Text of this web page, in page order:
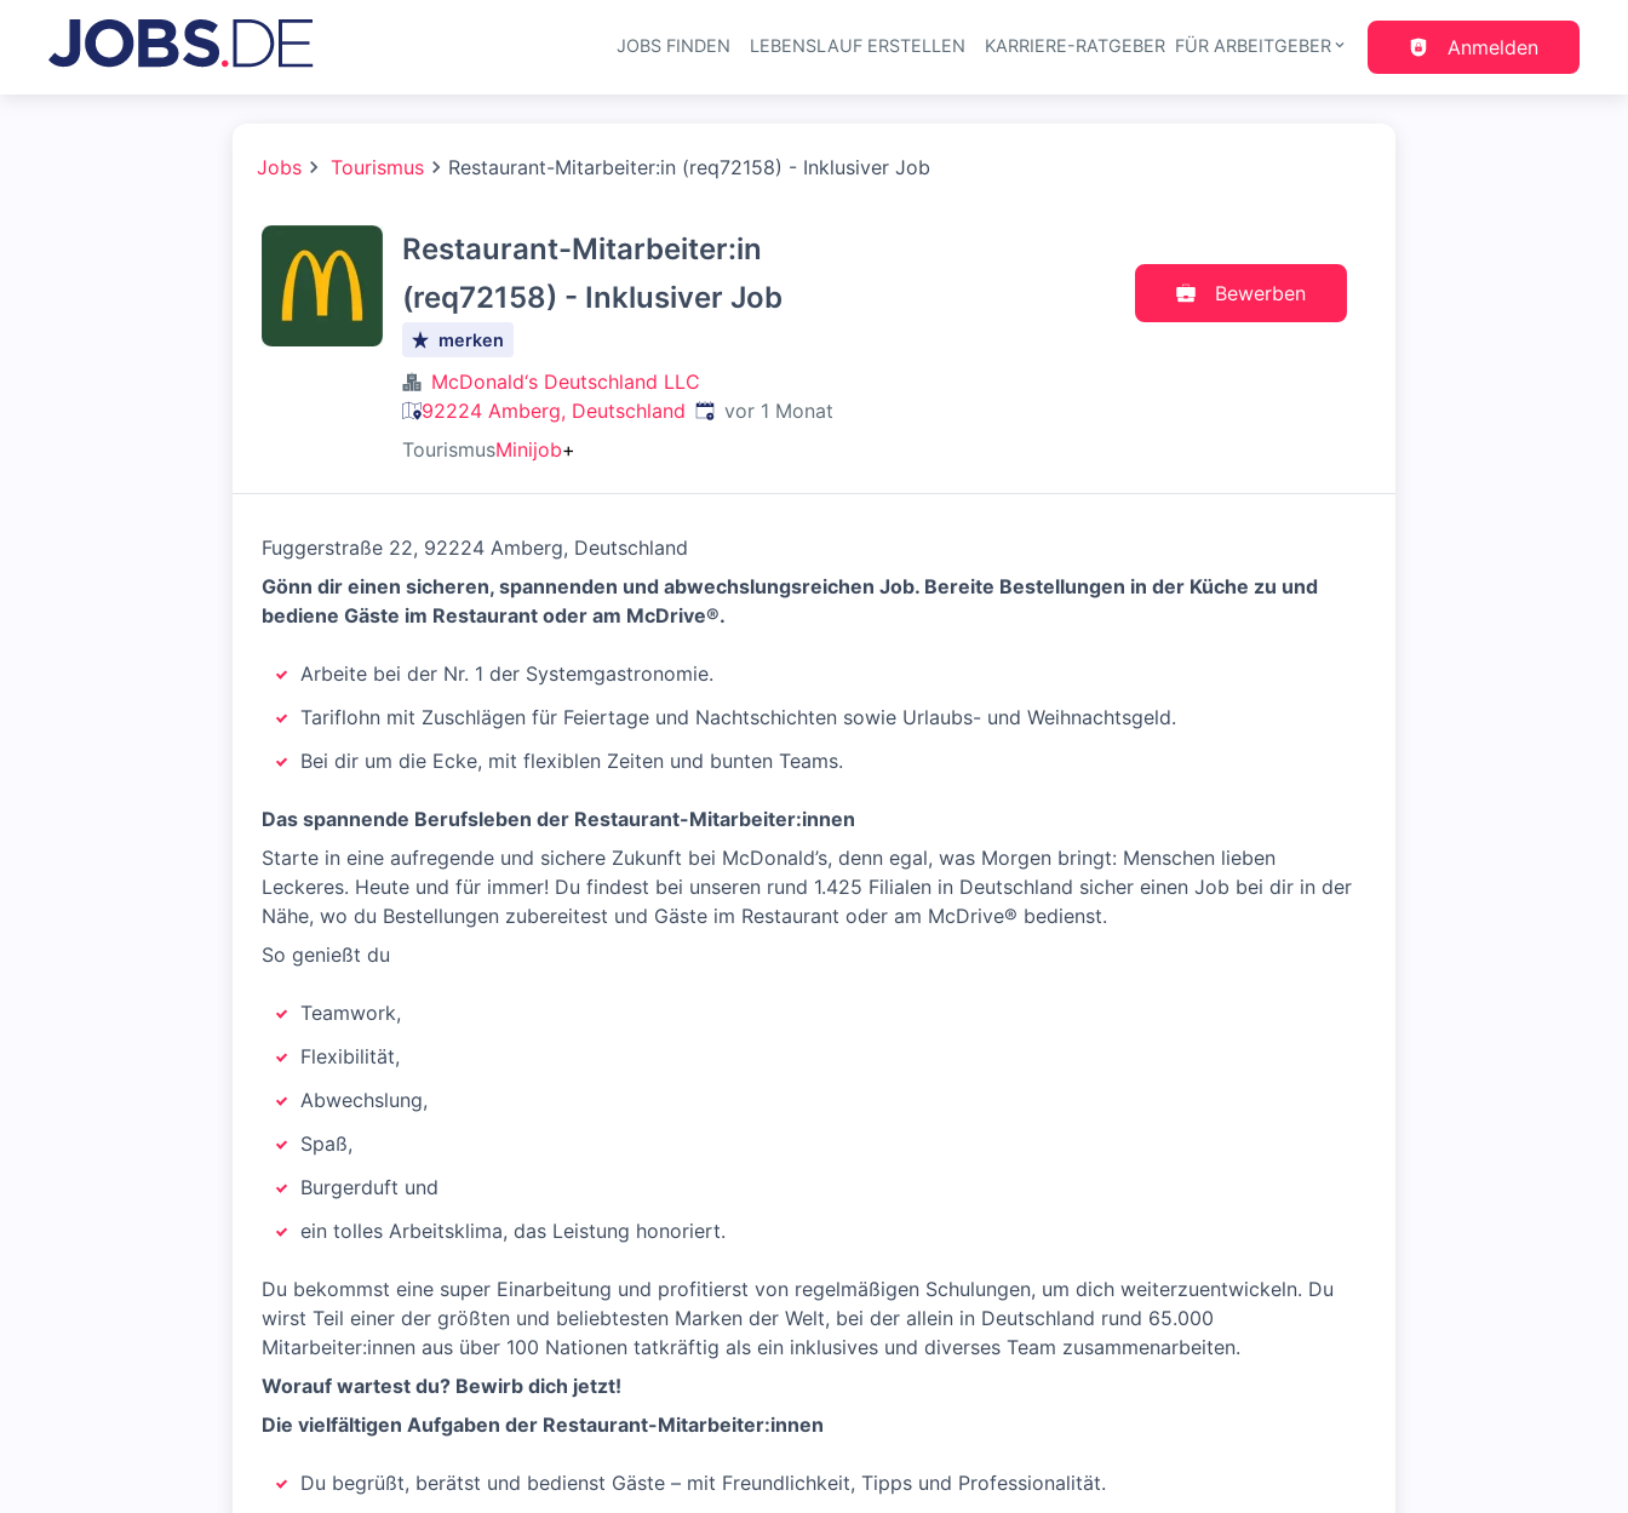
Haupt-Navigation
JOBS FINDEN LEBENSLAUF ERSTELLEN KARRIERE-RATGEBER FÜR ARBEITGEBER Anmelden
Jobs Tourismus Restaurant-Mitarbeiter:in (req72158) - Inklusiver Job
Restaurant-Mitarbeiter:in
(req72158) - Inklusiver Job
merken
McDonald‘s Deutschland LLC
92224 Amberg, Deutschland Veröffentlicht:
vor 1 Monat
TourismusMinijob+
Bewerben
Fuggerstraße 22, 92224 Amberg, Deutschland
Gönn dir einen sicheren, spannenden und abwechslungsreichen Job. Bereite Bestellungen in der Küche zu und
bediene Gäste im Restaurant oder am McDrive®.
Arbeite bei der Nr. 1 der Systemgastronomie.
Tariflohn mit Zuschlägen für Feiertage und Nachtschichten sowie Urlaubs- und Weihnachtsgeld.
Bei dir um die Ecke, mit flexiblen Zeiten und bunten Teams.
Das spannende Berufsleben der Restaurant-Mitarbeiter:innen
Starte in eine aufregende und sichere Zukunft bei McDonald’s, denn egal, was Morgen bringt: Menschen lieben
Leckeres. Heute und für immer! Du findest bei unseren rund 1.425 Filialen in Deutschland sicher einen Job bei dir in der
Nähe, wo du Bestellungen zubereitest und Gäste im Restaurant oder am McDrive® bedienst.
So genießt du
Teamwork,
Flexibilität,
Abwechslung,
Spaß,
Burgerduft und
ein tolles Arbeitsklima, das Leistung honoriert.
Du bekommst eine super Einarbeitung und profitierst von regelmäßigen Schulungen, um dich weiterzuentwickeln. Du
wirst Teil einer der größten und beliebtesten Marken der Welt, bei der allein in Deutschland rund 65.000
Mitarbeiter:innen aus über 100 Nationen tatkräftig als ein inklusives und diverses Team zusammenarbeiten.
Worauf wartest du? Bewirb dich jetzt!
Die vielfältigen Aufgaben der Restaurant-Mitarbeiter:innen
Du begrüßt, berätst und bedienst Gäste – mit Freundlichkeit, Tipps und Professionalität.